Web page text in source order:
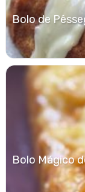
Bolo de
Bolo Mágico